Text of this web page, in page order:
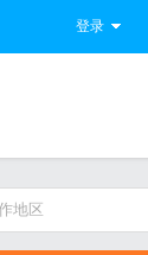
登录
地区